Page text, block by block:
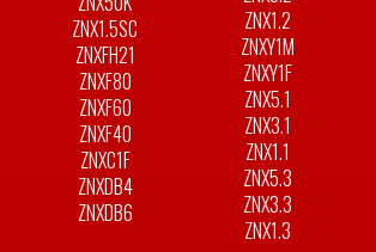
ZNX1.5SC
ZNXFH21
ZNXF80
ZNXF60
ZNXF40
ZNXC1F
ZNXDB4
ZNXDB6
ZNX1.2
ZNXY1M
ZNXY1F
ZNX5.1
ZNX3.1
ZNX1.1
ZNX5.3
ZNX3.3
ZNX1.3